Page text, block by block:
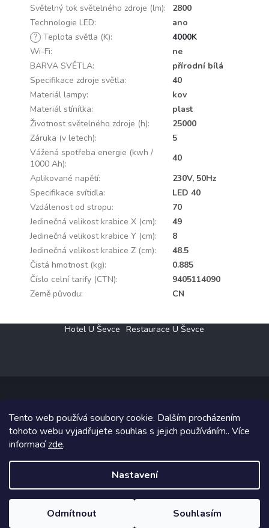
Tento web používá soubory cookie. Dalším procházením
tohoto webu vyjadřujete souhlas s jejich používáním.. Více
informacízde.
Nastavení
Odmítnout Souhlasím
Světelný tok světelného zdroje (lm):
2800
Technologie LED:
ano
? Teplota světla (K):
4000K
Wi-Fi:
ne
BARVA SVĚTLA:
přírodní bílá
Specifikace zdroje světla:
40
Materiál lampy:
kov
Materiál stínítka:
plast
Životnost světelného zdroje (h):
25000
Záruka (v letech):
5
Vážená spotřeba energie (kwh /
1000 Ah):
40
Aplikované napětí:
230V, 50Hz
Specifikace svítidla:
LED 40
Vzdálenost od stropu:
70
Jedinečná velikost krabice X (cm):
49
Jedinečná velikost krabice Y (cm):
8
Jedinečná velikost krabice Z (cm):
48.5
Čistá hmotnost (kg):
0.885
Číslo celní tarify (CTN):
9405114090
Země původu: CN
Hotel U Ševce Restaurace U Ševce
Copyright 2026Elektro Klesný s.r.o.. Všechna práva vyhrazena.
Grafický návrh vytvořil a na Shoptet implementoval
Shoptetak.cz.
Vytvořil Shoptet